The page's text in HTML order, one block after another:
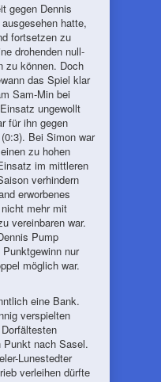
gegen Dennis
hatte,
fortsetzen zu
drohenden null-
zu können. Doch
das Spiel klar
Sam-Min bei
ungewollt
für ihn gegen
Bei Simon war
zu hohen
im mittleren
verhindern
erworbenes
mehr mit
vereinbaren war.
Pump
nur
möglich war.
eine Bank.
verspielten
nach Sasel.
Lunestedter
verleihen dürfte